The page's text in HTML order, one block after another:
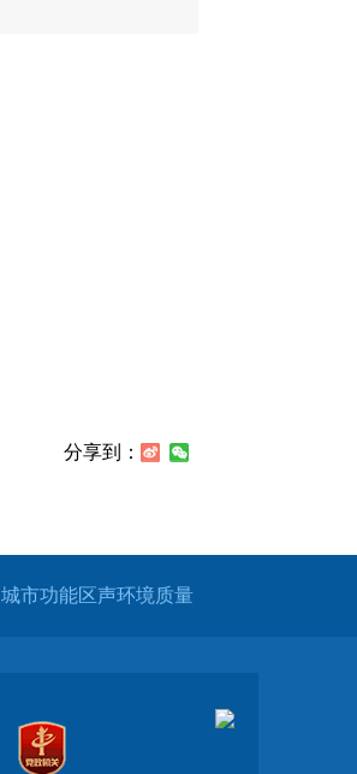
分享到：
城市功能区声环境质量